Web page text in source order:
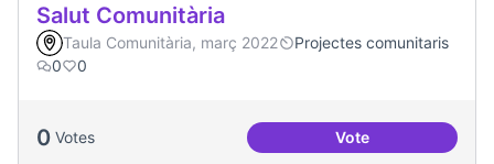
Salut Comunitària
Taula Comunitària, març 2022
Projectes comunitaris
0
0
0 Votes VoteSalut Comunitària